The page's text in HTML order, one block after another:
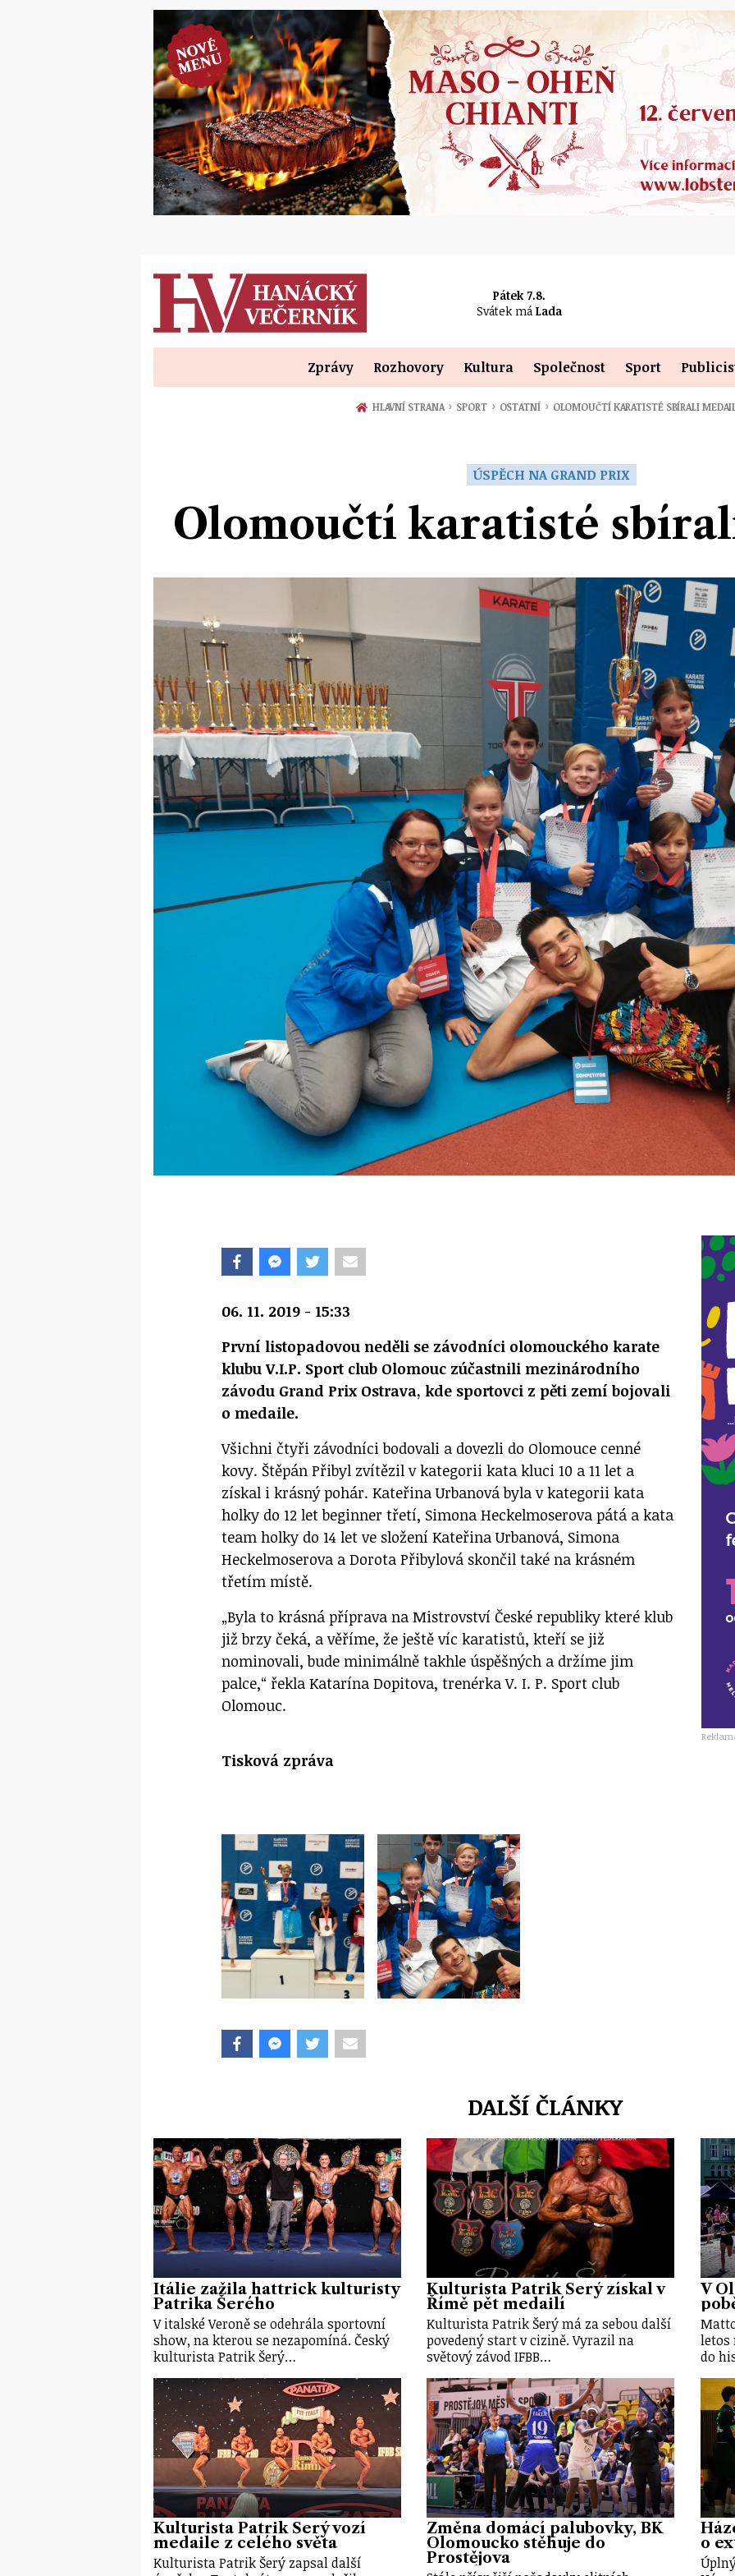
Pátek 7.8.
Svátek má Lada
Zprávy Rozhovory Kultura Společnost Sport
HLAVNÍ STRANA › SPORT › OSTATNÍ › OLOMOUČTÍ KARATISTÉ SBÍRALI
ÚSPĚCH NA GRAND PRIX
Olomoučtí karatisté
06. 11. 2019 - 15:33
První listopadovou neděli se závodníci olomouckého karate
klubu V.I.P. Sport club Olomouc zúčastnili mezinárodního
závodu Grand Prix Ostrava, kde sportovci z pěti zemí bojovali
o medaile.
Všichni čtyři závodníci bodovali a dovezli do Olomouce cenné
kovy. Štěpán Přibyl zvítězil v kategorii kata kluci 10 a 11 let a
získal i krásný pohár. Kateřina Urbanová byla v kategorii kata
holky do 12 let beginner třetí, Simona Heckelmoserova pátá a kata
team holky do 14 let ve složení Kateřina Urbanová, Simona
Heckelmoserova a Dorota Přibylová skončil také na krásném
třetím místě.
„Byla to krásná příprava na Mistrovství České republiky které klub
již brzy čeká, a věříme, že ještě víc karatistů, kteří se již
nominovali, bude minimálně takhle úspěšných a držíme jim
palce,“ řekla Katarína Dopitova, trenérka V. I. P. Sport club
Olomouc.
Tisková zpráva
DALŠÍ ČLÁNKY
Itálie zažila hattrick kulturisty
Patrika Šerého
V italské Veroně se odehrála sportovní
show, na kterou se nezapomíná. Český
kulturista Patrik Šerý…
Kulturista Patrik Šerý získal v
Římě pět medailí
Kulturista Patrik Šerý má za sebou další
povedený start v cizině. Vyrazil na
světový závod IFBB…
V
letos
do
Kulturista Patrik Šerý vozí
medaile z celého světa
Kulturista Patrik Šerý zapsal další
Změna domácí palubovky, BK
Olomoucko stěhuje do
Prostějova
o